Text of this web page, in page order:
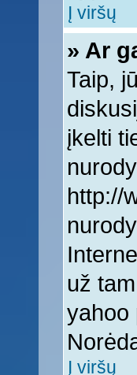
Į viršų
» Ar
Taip,
įkelti
http://
už
yahoo
Į viršų